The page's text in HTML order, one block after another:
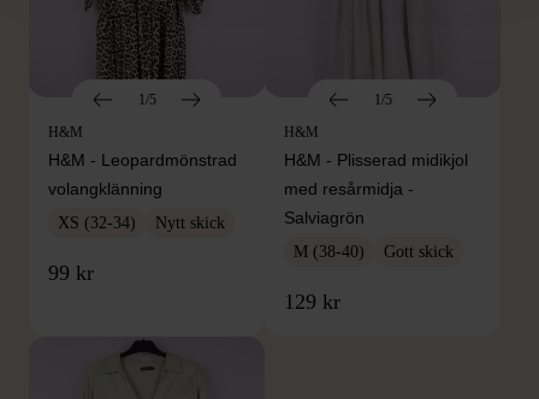
1/5
H&M
H&M - Leopardmönstrad
volangklänning
XS (32-34) Nytt skick
99 kr
1/5
H&M
H&M - Plisserad midikjol
med resårmidja -
Salviagrön
M (38-40) Gott skick
129 kr